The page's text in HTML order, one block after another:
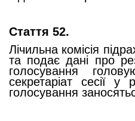
Стаття 52.
Лічильна комісія
та подає дані про
голосування
секретаріат сесії у
голосування